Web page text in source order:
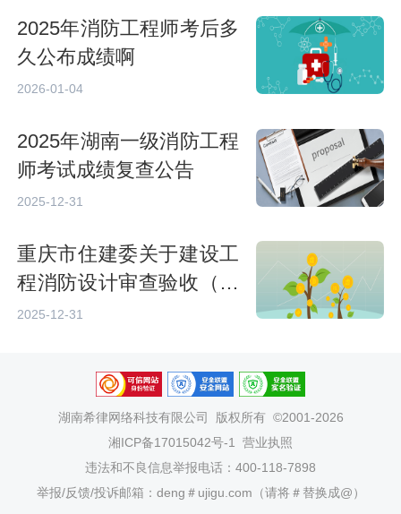
2025年消防工程师考后多
久公布成绩啊
2026-01-04
2025年湖南一级消防工程
师考试成绩复查公告
2025-12-31
重庆市住建委关于建设工
程消防设计审查验收（备
案）实行电子证照的通知
2025-12-31
湖南希律网络科技有限公司 版权所有 ©2001-2026
湘ICP备17015042号-1
营业执照
违法和不良信息举报电话：400-118-7898
举报/反馈/投诉邮箱：deng＃ujigu.com（请将＃替换成@）